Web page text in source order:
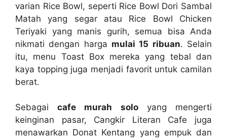
varian Rice Bowl, seperti Rice Bowl Dori Sambal
Matah yang segar atau Rice Bowl Chicken
Teriyaki yang manis gurih, semua bisa Anda
nikmati dengan harga mulai 15 ribuan. Selain
itu, menu Toast Box mereka yang tebal dan
kaya topping juga menjadi favorit untuk camilan
berat.
Sebagaicafe murah soloyang mengerti
keinginan pasar, Cangkir Literan Cafe juga
menawarkan Donat Kentang yang empuk dan